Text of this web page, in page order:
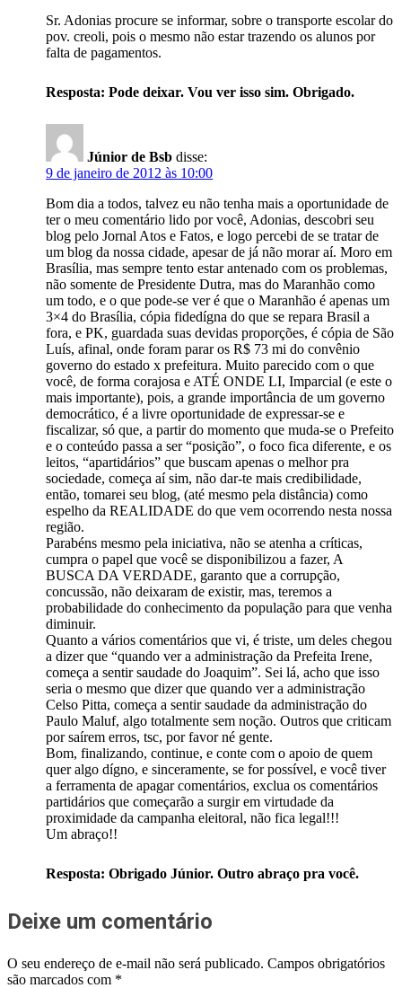
Sr. Adonias procure se informar, sobre o transporte escolar do
pov. creoli, pois o mesmo não estar trazendo os alunos por
falta de pagamentos.
Resposta: Pode deixar. Vou ver isso sim. Obrigado.
Júnior de Bsb disse:
9 de janeiro de 2012 às 10:00
Bom dia a todos, talvez eu não tenha mais a oportunidade de
ter o meu comentário lido por você, Adonias, descobri seu
blog pelo Jornal Atos e Fatos, e logo percebi de se tratar de
um blog da nossa cidade, apesar de já não morar aí. Moro em
Brasília, mas sempre tento estar antenado com os problemas,
não somente de Presidente Dutra, mas do Maranhão como
um todo, e o que pode-se ver é que o Maranhão é apenas um
3×4 do Brasília, cópia fidedígna do que se repara Brasil a
fora, e PK, guardada suas devidas proporções, é cópia de São
Luís, afinal, onde foram parar os R$ 73 mi do convênio
governo do estado x prefeitura. Muito parecido com o que
você, de forma corajosa e ATÉ ONDE LI, Imparcial (e este o
mais importante), pois, a grande importância de um governo
democrático, é a livre oportunidade de expressar-se e
fiscalizar, só que, a partir do momento que muda-se o Prefeito
e o conteúdo passa a ser “posição”, o foco fica diferente, e os
leitos, “apartidários” que buscam apenas o melhor pra
sociedade, começa aí sim, não dar-te mais credibilidade,
então, tomarei seu blog, (até mesmo pela distância) como
espelho da REALIDADE do que vem ocorrendo nesta nossa
região.
Parabéns mesmo pela iniciativa, não se atenha a críticas,
cumpra o papel que você se disponibilizou a fazer, A
BUSCA DA VERDADE, garanto que a corrupção,
concussão, não deixaram de existir, mas, teremos a
probabilidade do conhecimento da população para que venha
diminuir.
Quanto a vários comentários que vi, é triste, um deles chegou
a dizer que “quando ver a administração da Prefeita Irene,
começa a sentir saudade do Joaquim”. Sei lá, acho que isso
seria o mesmo que dizer que quando ver a administração
Celso Pitta, começa a sentir saudade da administração do
Paulo Maluf, algo totalmente sem noção. Outros que criticam
por saírem erros, tsc, por favor né gente.
Bom, finalizando, continue, e conte com o apoio de quem
quer algo dígno, e sinceramente, se for possível, e você tiver
a ferramenta de apagar comentários, exclua os comentários
partidários que começarão a surgir em virtudade da
proximidade da campanha eleitoral, não fica legal!!!
Um abraço!!
Resposta: Obrigado Júnior. Outro abraço pra você.
Deixe um comentário
O seu endereço de e-mail não será publicado. Campos obrigatórios
são marcados com *